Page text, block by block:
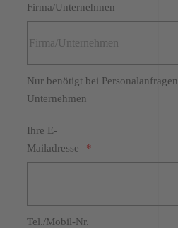
Firma/Unternehmen
Nur benötigt bei
Unternehmen
Ihre E-
Mailadresse
Tel./Mobil-Nr.